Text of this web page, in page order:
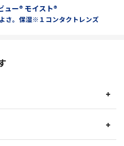
ュー® モイスト®
さ。保湿※１コンタクトレンズ